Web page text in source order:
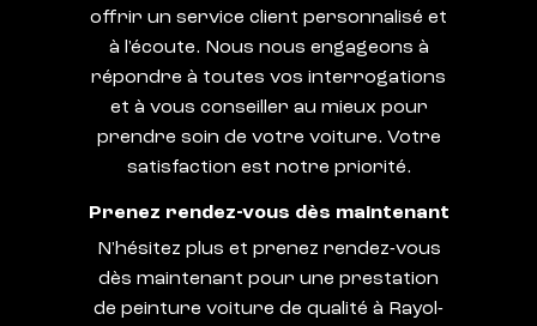
offrir un service client personnalisé et
à l'écoute. Nous nous engageons à
répondre à toutes vos interrogations
et à vous conseiller au mieux pour
prendre soin de votre voiture. Votre
satisfaction est notre priorité.
Prenez rendez-vous dès maintenant
N'hésitez plus et prenez rendez-vous
dès maintenant pour une prestation
de peinture voiture de qualité à Rayol-